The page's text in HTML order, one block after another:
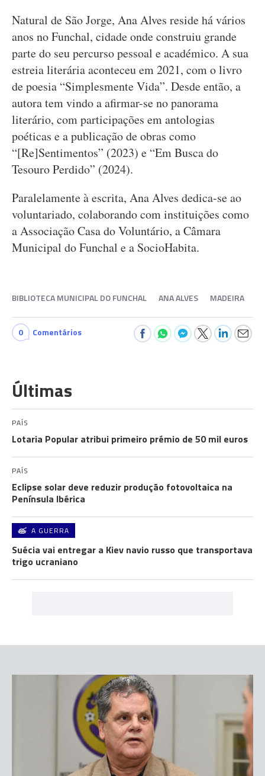
Natural de São Jorge, Ana Alves reside há vários
anos no Funchal, cidade onde construiu grande
parte do seu percurso pessoal e académico. A sua
estreia literária aconteceu em 2021, com o livro
de poesia “Simplesmente Vida”. Desde então, a
autora tem vindo a afirmar-se no panorama
literário, com participações em antologias
poéticas e a publicação de obras como
“[Re]Sentimentos” (2023) e “Em Busca do
Tesouro Perdido” (2024).
Paralelamente à escrita, Ana Alves dedica-se ao
voluntariado, colaborando com instituições como
a Associação Casa do Voluntário, a Câmara
Municipal do Funchal e a SocioHabita.
BIBLIOTECA MUNICIPAL DO FUNCHAL ANA ALVES MADEIRA
0 Comentários
Últimas
PAÍS
Lotaria Popular atribui primeiro prémio de 50 mil euros
PAÍS
Eclipse solar deve reduzir produção fotovoltaica na
Península Ibérica
A GUERRA
Suécia vai entregar a Kiev navio russo que transportava
trigo ucraniano